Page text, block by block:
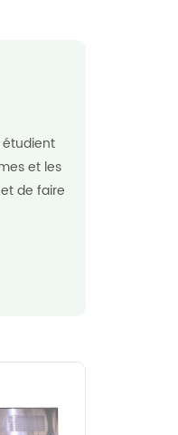
étudient
et les
de faire